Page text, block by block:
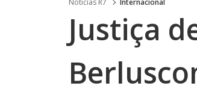
Noticias R7 Internacional
Justiça